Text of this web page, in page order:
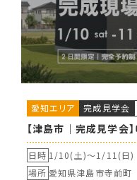
愛知エリア 完成見学会
【津島市｜完成見学会
日時 1/10(土)〜1/11(日)
場所 愛知県津島市寺前町